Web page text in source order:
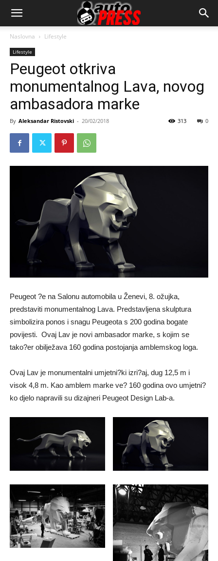
AutopressHR
Naslovna Lifestyle
Lifestyle
Peugeot otkriva
monumentalnog Lava, novog
ambasadora marke
By Aleksandar Ristovski - 20/02/2018 0
313
Peugeot ?e na Salonu automobila u Ženevi, 8. ožujka,
predstaviti monumentalnog Lava. Predstavljena skulptura
simbolizira ponos i snagu Peugeota s 200 godina bogate
povijesti. Ovaj Lav je novi ambasador marke, s kojim se
tako?er obilježava 160 godina postojanja amblemskog loga.
Ovaj Lav je monumentalni umjetni?ki izri?aj, dug 12,5 m i
visok 4,8 m. Kao amblem marke ve? 160 godina ovo umjetni?
ko djelo napravili su dizajneri Peugeot Design Lab-a.